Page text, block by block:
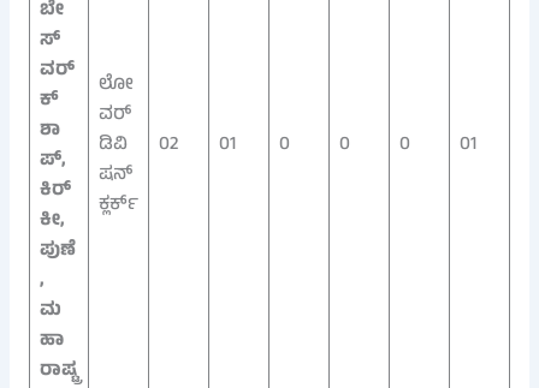
ಬೇ
ಸ್
ವರ್
ಕ್‌
ಶಾ
ಪ್,
ಕಿರ್
ಕೀ,
ಪುಣೆ
,
ಮ
ಹಾ
ರಾಷ್ಟ್ರ
ಲೋ
ವರ್
ಡಿವಿ
ಷನ್
ಕ್ಲರ್ಕ್
02 01 0 0 0 01